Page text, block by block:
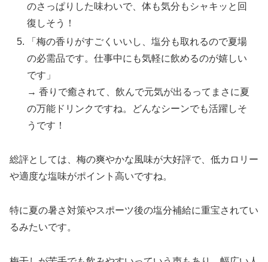
のさっぱりした味わいで、体も気分もシャキッと回
復しそう！
「梅の香りがすごくいいし、塩分も取れるので夏場
の必需品です。仕事中にも気軽に飲めるのが嬉しい
です」
→ 香りで癒されて、飲んで元気が出るってまさに夏
の万能ドリンクですね。どんなシーンでも活躍しそ
うです！
総評としては、梅の爽やかな風味が大好評で、低カロリー
や適度な塩味がポイント高いですね。
特に夏の暑さ対策やスポーツ後の塩分補給に重宝されてい
るみたいです。